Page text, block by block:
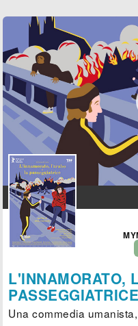
L'INNAMORATO,
PASSEGGIATRICE
Una commedia